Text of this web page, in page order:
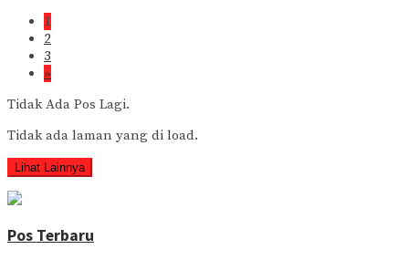
1
2
3
»
Tidak Ada Pos Lagi.
Tidak ada laman yang di load.
Lihat Lainnya
Pos Terbaru